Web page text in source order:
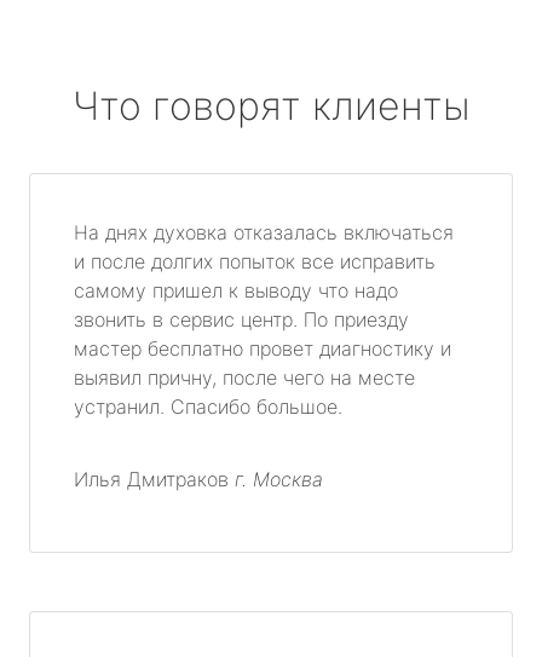
Что говорят клиенты
На днях духовка отказалась включаться
и после долгих попыток все исправить
самому пришел к выводу что надо
звонить в сервис центр. По приезду
мастер бесплатно провет диагностику и
выявил причну, после чего на месте
устранил. Спасибо большое.
Илья Дмитраков г. Москва